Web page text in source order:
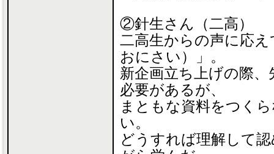
②針生さん（二高）
二高生からの声に応
おにさい）」。
新企画立ち上げの際
必要があるが、
まともな資料をつく
い。
どうすれば理解して